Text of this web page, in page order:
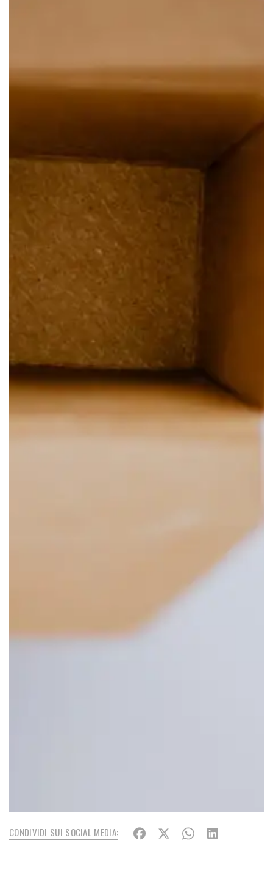
CONDIVIDI SUI SOCIAL MEDIA: